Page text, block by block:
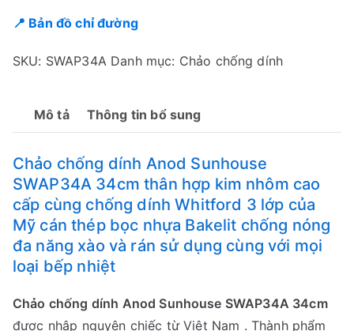
📍 Bản đồ chỉ đường
SKU: SWAP34A Danh mục: Chảo chống dính
Mô tả Thông tin bổ sung
Chảo chống dính Anod Sunhouse
SWAP34A 34cm thân hợp kim nhôm cao
cấp cùng chống dính Whitford 3 lớp của
Mỹ cán thép bọc nhựa Bakelit chống nóng
đa năng xào và rán sử dụng cùng với mọi
loại bếp nhiệt
Chảo chống dính Anod Sunhouse SWAP34A 34cm
được nhập nguyên chiếc từ Việt Nam . Thành phẩm